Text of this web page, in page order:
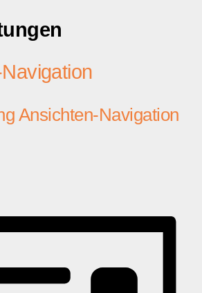
Ansichten-Navigation